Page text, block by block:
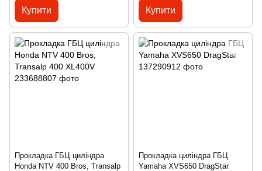
Купити Купити
Прокладка ГБЦ циліндра
Honda NTV 400 Bros, Transalp
Прокладка циліндра ГБЦ
Yamaha XVS650 DragStar